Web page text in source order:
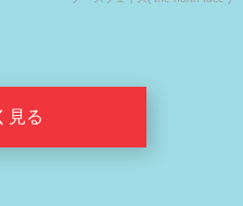
見る